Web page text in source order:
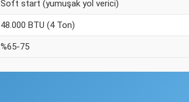
Soft start (yumuşak yol verici)
48.000 BTU (4 Ton)
%65-75